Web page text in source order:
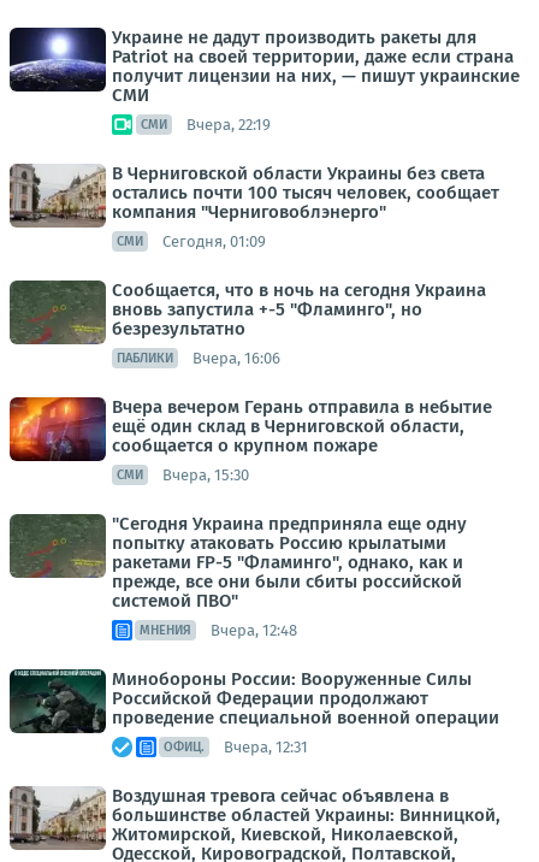
Украине не дадут производить ракеты для
Patriot на своей территории, даже если страна
получит лицензии на них, — пишут украинские
СМИ
СМИ Вчера, 22:19
В Черниговской области Украины без света
остались почти 100 тысяч человек, сообщает
компания "Черниговоблэнерго"
СМИ Сегодня, 01:09
Сообщается, что в ночь на сегодня Украина
вновь запустила +-5 "Фламинго", но
безрезультатно
ПАБЛИКИ Вчера, 16:06
Вчера вечером Герань отправила в небытие
ещё один склад в Черниговской области,
сообщается о крупном пожаре
СМИ Вчера, 15:30
"Сегодня Украина предприняла еще одну
попытку атаковать Россию крылатыми
ракетами FP-5 "Фламинго", однако, как и
прежде, все они были сбиты российской
системой ПВО"
МНЕНИЯ Вчера, 12:48
Минобороны России: Вооруженные Силы
Российской Федерации продолжают
проведение специальной военной операции
ОФИЦ. Вчера, 12:31
Воздушная тревога сейчас объявлена в
большинстве областей Украины: Винницкой,
Житомирской, Киевской, Николаевской,
Одесской, Кировоградской, Полтавской,